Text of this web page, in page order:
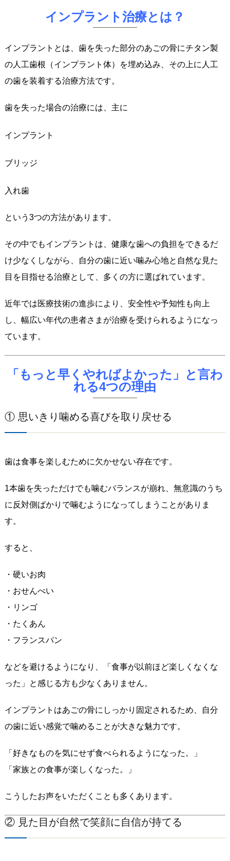
インプラント治療とは？
インプラントとは、歯を失った部分のあごの骨にチタン製
の人工歯根（インプラント体）を埋め込み、その上に人工
の歯を装着する治療方法です。
歯を失った場合の治療には、主に
インプラント
ブリッジ
入れ歯
という3つの方法があります。
その中でもインプラントは、健康な歯への負担をできるだ
け少なくしながら、自分の歯に近い噛み心地と自然な見た
目を目指せる治療として、多くの方に選ばれています。
近年では医療技術の進歩により、安全性や予知性も向上
し、幅広い年代の患者さまが治療を受けられるようになっ
ています。
「もっと早くやればよかった」と言わ
れる4つの理由
① 思いきり噛める喜びを取り戻せる
歯は食事を楽しむために欠かせない存在です。
1本歯を失っただけでも噛むバランスが崩れ、無意識のうち
に反対側ばかりで噛むようになってしまうことがありま
す。
すると、
・硬いお肉
・おせんべい
・リンゴ
・たくあん
・フランスパン
などを避けるようになり、「食事が以前ほど楽しくなくな
った」と感じる方も少なくありません。
インプラントはあごの骨にしっかり固定されるため、自分
の歯に近い感覚で噛めることが大きな魅力です。
「好きなものを気にせず食べられるようになった。」
「家族との食事が楽しくなった。」
こうしたお声をいただくことも多くあります。
② 見た目が自然で笑顔に自信が持てる